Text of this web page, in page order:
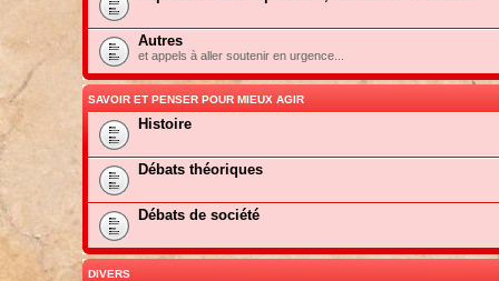
Autres
et appels à aller soutenir en urgence...
SAVOIR ET PENSER POUR MIEUX AGIR
Histoire
Débats théoriques
Débats de société
DIVERS